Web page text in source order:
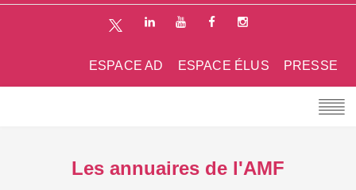
PRESSE
ESPACE ÉLUS
ESPACE AD
Les annuaires de l'AMF